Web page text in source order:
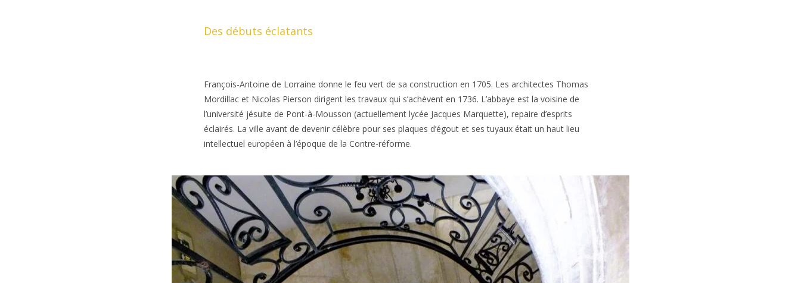
Des débuts éclatants
François-Antoine de Lorraine donne le feu vert de sa construction en 1705. Les architectes Thomas
Mordillac et Nicolas Pierson dirigent les travaux qui s’achèvent en 1736. L’abbaye est la voisine de
l’université jésuite de Pont-à-Mousson (actuellement lycée Jacques Marquette), repaire d’esprits
éclairés. La ville avant de devenir célèbre pour ses plaques d’égout et ses tuyaux était un haut lieu
intellectuel européen à l’époque de la Contre-réforme.